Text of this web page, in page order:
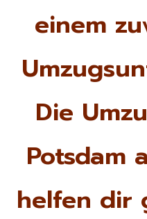
einem
Die
Potsdam
helfen dir